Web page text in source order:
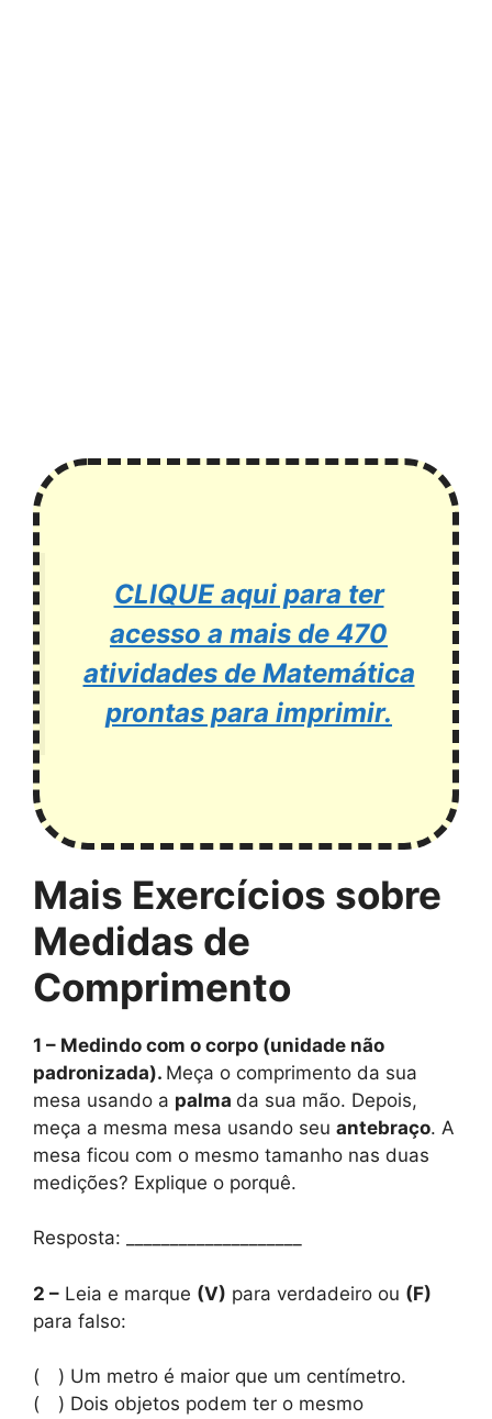
CLIQUE aqui para ter
acesso a mais de 470
atividades de Matemática
prontas para imprimir.
Mais Exercícios sobre
Medidas de
Comprimento
1 – Medindo com o corpo (unidade não
padronizada). Meça o comprimento da sua
mesa usando a palma da sua mão. Depois,
meça a mesma mesa usando seu antebraço. A
mesa ficou com o mesmo tamanho nas duas
medições? Explique o porquê.
Resposta: ____________________
2 – Leia e marque (V) para verdadeiro ou (F)
para falso:
( ) Um metro é maior que um centímetro.
( ) Dois objetos podem ter o mesmo